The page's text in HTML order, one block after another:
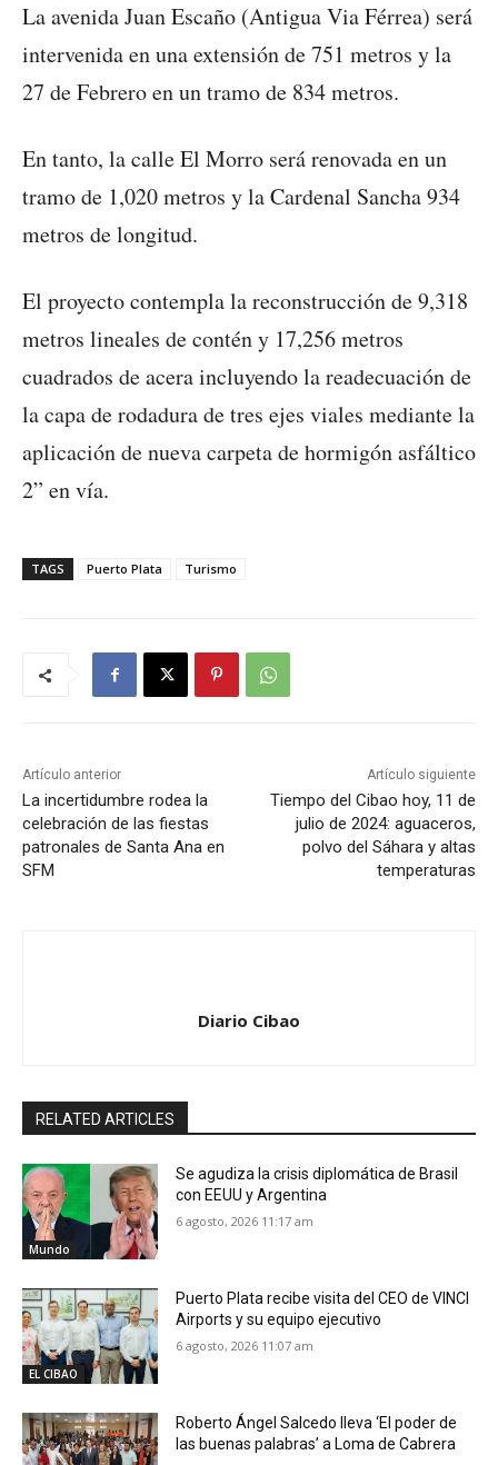
La avenida Juan Escaño (Antigua Via Férrea) será
intervenida en una extensión de 751 metros y la
27 de Febrero en un tramo de 834 metros.
En tanto, la calle El Morro será renovada en un
tramo de 1,020 metros y la Cardenal Sancha 934
metros de longitud.
El proyecto contempla la reconstrucción de 9,318
metros lineales de contén y 17,256 metros
cuadrados de acera incluyendo la readecuación de
la capa de rodadura de tres ejes viales mediante la
aplicación de nueva carpeta de hormigón asfáltico
2” en vía.
TAGS Puerto Plata Turismo
Artículo anterior
La incertidumbre rodea la
celebración de las fiestas
patronales de Santa Ana en
SFM
Artículo siguiente
Tiempo del Cibao hoy, 11 de
julio de 2024: aguaceros,
polvo del Sáhara y altas
temperaturas
Diario Cibao
RELATED ARTICLES
Mundo
Se agudiza la crisis diplomática de Brasil
con EEUU y Argentina
6 agosto, 2026 11:17 am
EL CIBAO
Puerto Plata recibe visita del CEO de VINCI
Airports y su equipo ejecutivo
6 agosto, 2026 11:07 am
Roberto Ángel Salcedo lleva ‘El poder de
las buenas palabras’ a Loma de Cabrera